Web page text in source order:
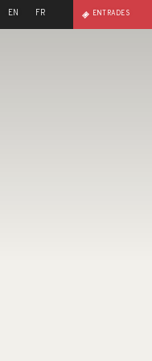
EN FR ENTRADES